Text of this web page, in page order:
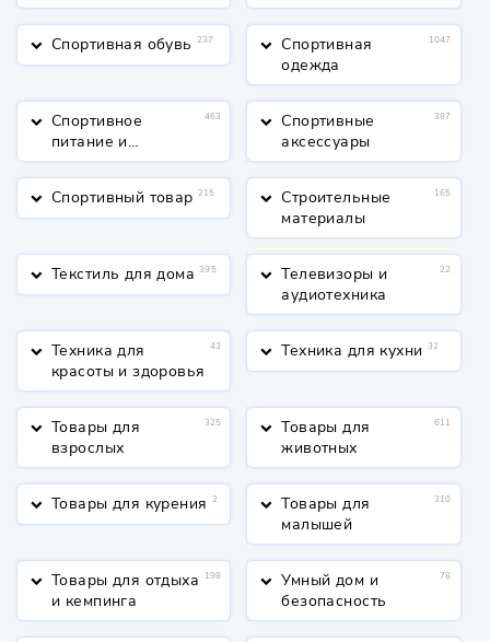
keyboard_arrow_down Спортивная обувь 237 keyboard_arrow_down Спортивная
одежда
1047
keyboard_arrow_down Спортивное
питание и
косметика
463 keyboard_arrow_down Спортивные
аксессуары
387
keyboard_arrow_down Спортивный товар 215 keyboard_arrow_down Строительные
материалы
165
keyboard_arrow_down Текстиль для дома 395 keyboard_arrow_down Телевизоры и
аудиотехника
22
keyboard_arrow_down Техника для
красоты и здоровья
43 keyboard_arrow_down Техника для кухни 32
keyboard_arrow_down Товары для
взрослых
325 keyboard_arrow_down Товары для
животных
611
keyboard_arrow_down Товары для курения 2 keyboard_arrow_down Товары для
малышей
310
keyboard_arrow_down Товары для отдыха
и кемпинга
198 keyboard_arrow_down Умный дом и
безопасность
78